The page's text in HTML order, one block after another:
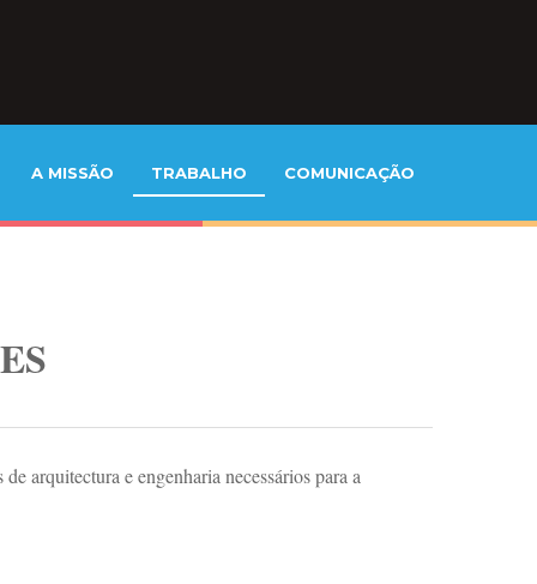
A MISSÃO TRABALHO COMUNICAÇÃO
arquitectura e engenharia necessários para a